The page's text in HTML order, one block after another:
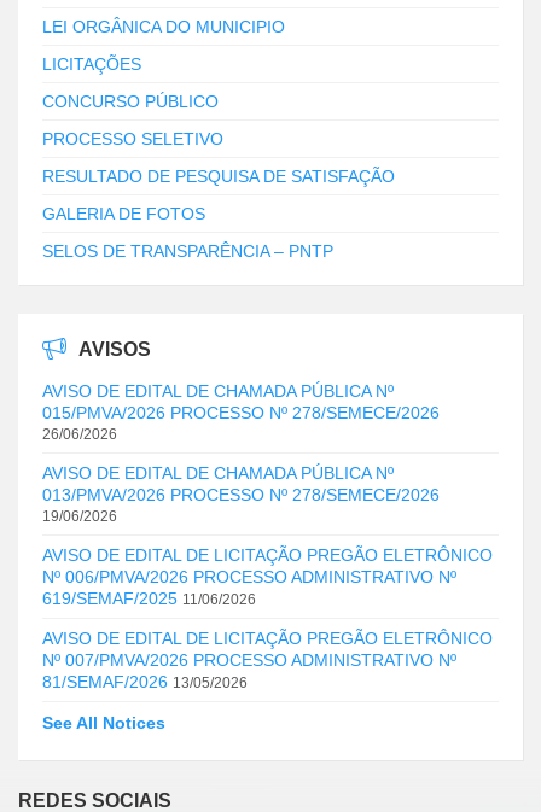
LEI ORGÂNICA DO MUNICIPIO
LICITAÇÕES
CONCURSO PÚBLICO
PROCESSO SELETIVO
RESULTADO DE PESQUISA DE SATISFAÇÃO
GALERIA DE FOTOS
SELOS DE TRANSPARÊNCIA – PNTP
AVISOS
AVISO DE EDITAL DE CHAMADA PÚBLICA Nº
015/PMVA/2026 PROCESSO Nº 278/SEMECE/2026
26/06/2026
AVISO DE EDITAL DE CHAMADA PÚBLICA Nº
013/PMVA/2026 PROCESSO Nº 278/SEMECE/2026
19/06/2026
AVISO DE EDITAL DE LICITAÇÃO PREGÃO ELETRÔNICO
Nº 006/PMVA/2026 PROCESSO ADMINISTRATIVO Nº
619/SEMAF/2025 11/06/2026
AVISO DE EDITAL DE LICITAÇÃO PREGÃO ELETRÔNICO
Nº 007/PMVA/2026 PROCESSO ADMINISTRATIVO Nº
81/SEMAF/2026 13/05/2026
See All Notices
REDES SOCIAIS